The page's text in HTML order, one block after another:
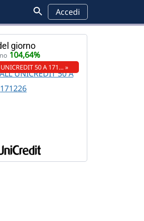
Accedi
giorno
104,64%
50 A 171… »